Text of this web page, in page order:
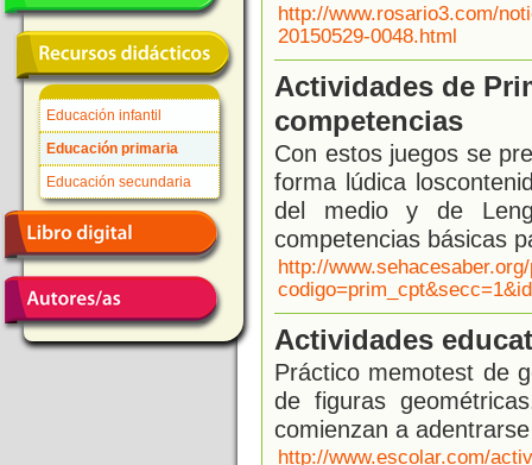
Educación infantil
Educación primaria
Educación secundaria
http://www.rosario3.com/
20150529-0048.html
Actividades de
competencias
Con estos juegos se
forma lúdica
del medio y de
competencias básicas
http://
Actividades
Práctico memotest de
de figuras
comienzan a
http://www.escolar.com/